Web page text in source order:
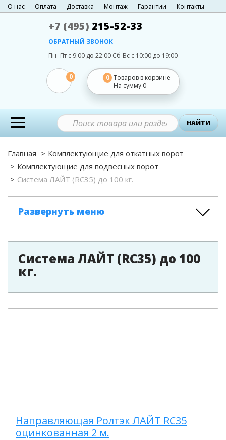
О нас Оплата Доставка Монтаж Гарантии Контакты
+7 (495) 215-52-33
ОБРАТНЫЙ ЗВОНОК
Пн- Пт с 9:00 до 22:00 Сб-Вс с 10:00 до 19:00
0 0 Товаров в корзине
На сумму 0
НАЙТИ
Главная
Комплектующие для откатных ворот
Комплектующие для подвесных ворот
Система ЛАЙТ (RC35) до 100 кг.
Развернуть меню
Система ЛАЙТ (RC35) до 100
кг.
Направляющая Ролтэк ЛАЙТ RC35
оцинкованная 2 м.